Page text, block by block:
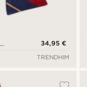
34,95 €
TRENDHIM